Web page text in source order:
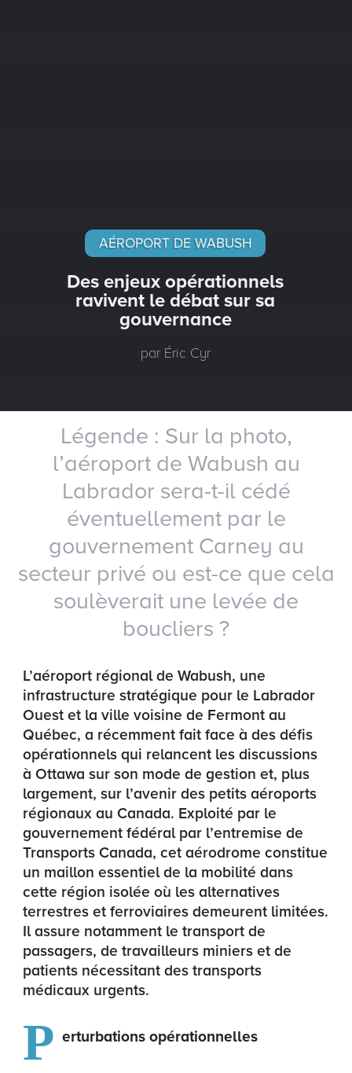
AÉROPORT DE WABUSH
Des enjeux opérationnels
ravivent le débat sur sa
gouvernance
par Éric Cyr
Légende : Sur la photo,
l’aéroport de Wabush au
Labrador sera-t-il cédé
éventuellement par le
gouvernement Carney au
secteur privé ou est-ce que cela
soulèverait une levée de
boucliers ?
L’aéroport régional de Wabush, une
infrastructure stratégique pour le Labrador
Ouest et la ville voisine de Fermont au
Québec, a récemment fait face à des défis
opérationnels qui relancent les discussions
à Ottawa sur son mode de gestion et, plus
largement, sur l’avenir des petits aéroports
régionaux au Canada. Exploité par le
gouvernement fédéral par l’entremise de
Transports Canada, cet aérodrome constitue
un maillon essentiel de la mobilité dans
cette région isolée où les alternatives
terrestres et ferroviaires demeurent limitées.
Il assure notamment le transport de
passagers, de travailleurs miniers et de
patients nécessitant des transports
médicaux urgents.
P erturbations opérationnelles